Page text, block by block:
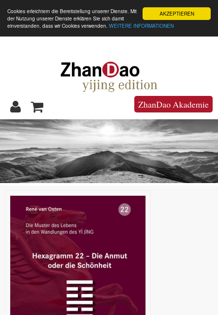
AKZEPTIEREN
Cookies erleichtern die Bereitstellung unserer Dienste. Mit
der Nutzung unserer Dienste erklären Sie sich damit
einverstanden, dass wir Cookies verwenden. WEITERE INFORMATIONEN
☰
ZhanDao Akademie